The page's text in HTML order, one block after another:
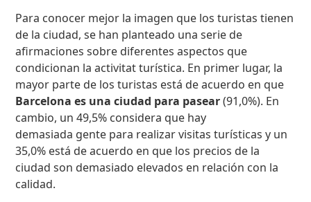
Para conocer mejor la imagen que los turistas tienen
de la ciudad, se han planteado una serie de
afirmaciones sobre diferentes aspectos que
condicionan la activitat turística. En primer lugar, la
mayor parte de los turistas está de acuerdo en que
Barcelona es una ciudad para pasear(91,0%). En
cambio, un 49,5% considera que hay
demasiada gente para realizar visitas turísticas y un
35,0% está de acuerdo en que los precios de la
ciudad son demasiado elevados en relación con la
calidad.